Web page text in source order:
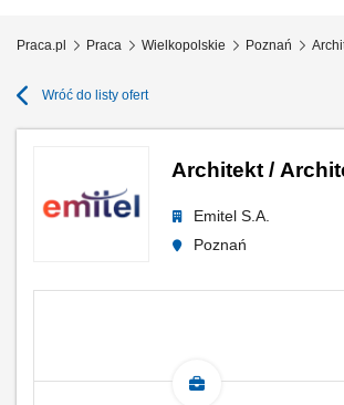
Praca.pl Praca Wielkopolskie Poznań
Wróć do listy ofert
Architekt /
Emitel S.A.
Poznań